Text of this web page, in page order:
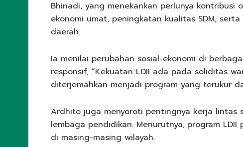
Bhinadi, yang menekankan perlunya
ekonomi umat, peningkatan kualitas SDM,
daerah.
Ia menilai perubahan sosial-ekonomi di
responsif, “Kekuatan LDII ada pada soliditas
diterjemahkan menjadi program yang terukur
Ardhito juga menyoroti pentingnya kerja lintas
lembaga pendidikan. Menurutnya, program
di masing-masing wilayah.